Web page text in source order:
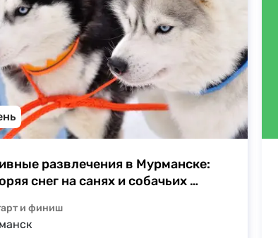
развлечения в Мурманске:
снег на санях и собачьих
и финиш